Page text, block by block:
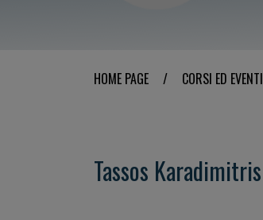
HOME PAGE / CORSI ED EVENTI
Tassos Karadimitris